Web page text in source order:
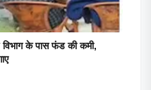
के पास फंड की कमी,